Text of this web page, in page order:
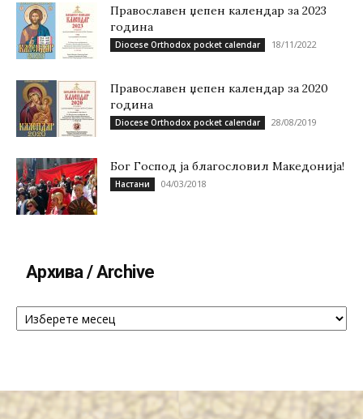
Православен џепен календар за 2023
година
Diocese Orthodox pocket calendar 18/11/2022
Православен џепен календар за 2020
година
Diocese Orthodox pocket calendar 28/08/2019
Бог Господ ја благословил Македонија!
Настани 04/03/2018
Архива / Archive
Архива